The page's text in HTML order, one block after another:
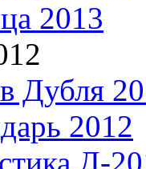
2013
Дубля
2012